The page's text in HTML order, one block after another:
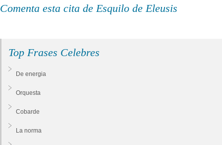
Comenta esta cita de Esquilo de Eleusis
Top Frases Celebres
De energia
Orquesta
Cobarde
La norma